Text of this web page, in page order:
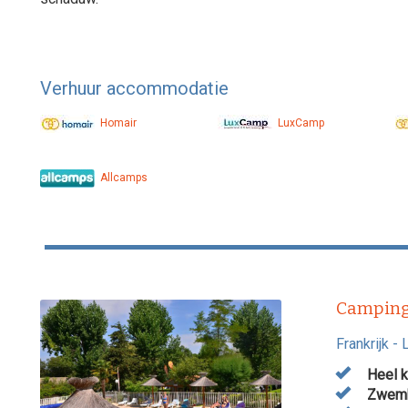
Verhuur accommodatie
Homair LuxCamp
Allcamps
Frankrijk -
Heel